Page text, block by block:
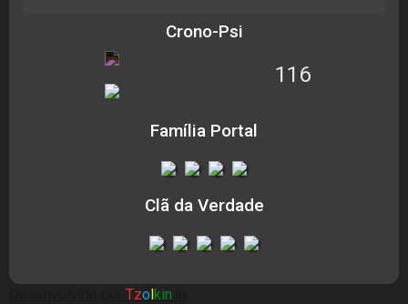
Crono-Psi
116
Família Portal
Clã da Verdade
Tzolkin